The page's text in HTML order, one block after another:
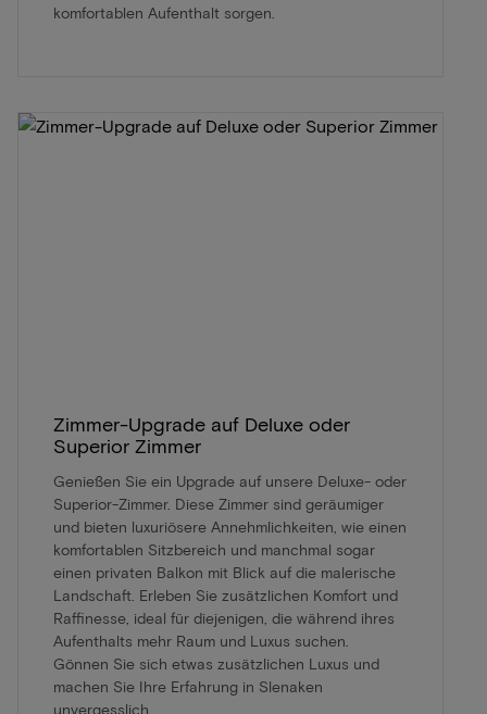
komfortablen Aufenthalt sorgen.
Zimmer-Upgrade auf Deluxe oder
Superior Zimmer
Genießen Sie ein Upgrade auf unsere Deluxe- oder
Superior-Zimmer. Diese Zimmer sind geräumiger
und bieten luxuriösere Annehmlichkeiten, wie einen
komfortablen Sitzbereich und manchmal sogar
einen privaten Balkon mit Blick auf die malerische
Landschaft. Erleben Sie zusätzlichen Komfort und
Raffinesse, ideal für diejenigen, die während ihres
Aufenthalts mehr Raum und Luxus suchen.
Gönnen Sie sich etwas zusätzlichen Luxus und
machen Sie Ihre Erfahrung in Slenaken
unvergesslich.